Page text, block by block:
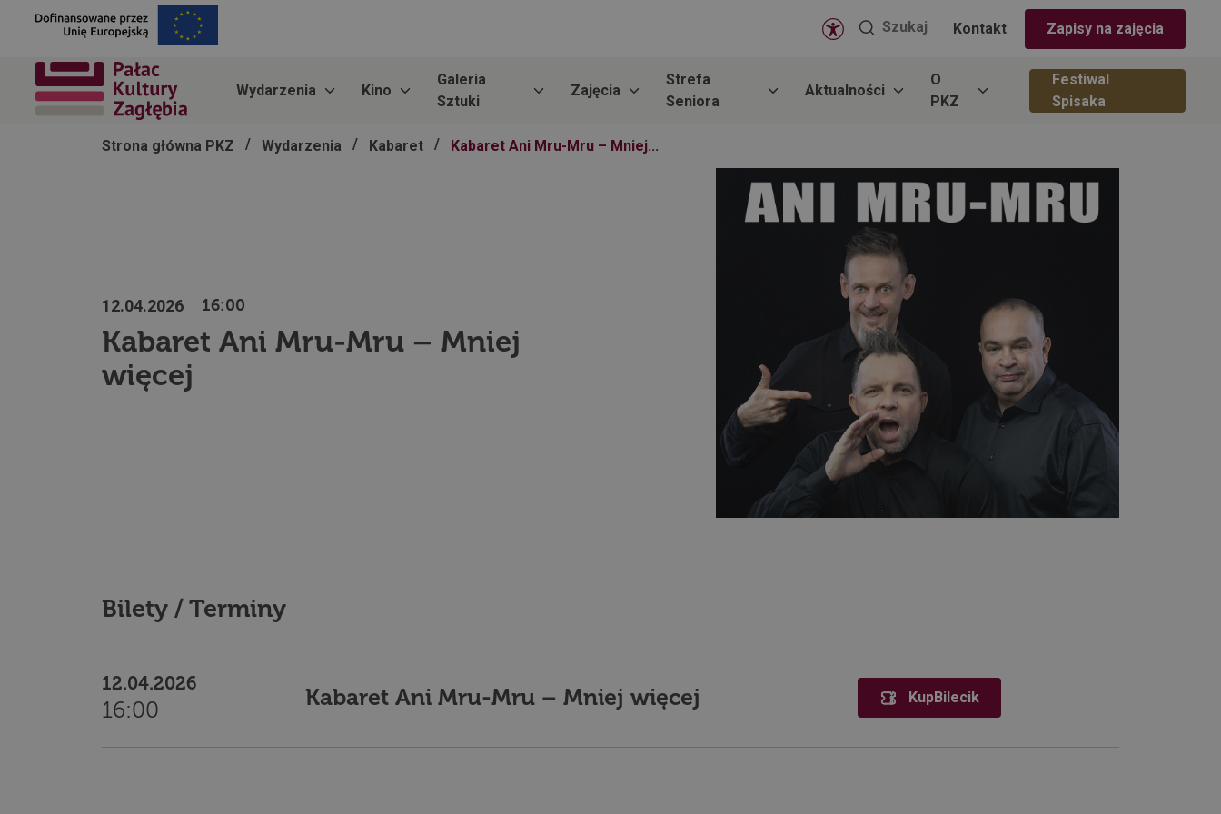
Szukaj
Wyszukaj
Kontakt Zapisy na zajęcia
Wydarzenia Kino
Galeria
Sztuki
Zajęcia
Strefa
Seniora
Aktualności
O
PKZ
Festiwal
Spisaka
Strona główna PKZ / Wydarzenia / Kabaret / Kabaret Ani Mru-Mru – Mniej...
12.04.2026 16:00
Kabaret Ani Mru-Mru – Mniej
więcej
Bilety / Terminy
12.04.2026
16:00 Kabaret Ani Mru-Mru – Mniej więcej KupBilecik